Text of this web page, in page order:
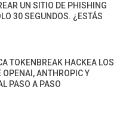
UN SITIO DE PHISHING
30 SEGUNDOS. ¿ESTÁS
TOKENBREAK HACKEA LOS
OPENAI, ANTHROPIC Y
PASO A PASO